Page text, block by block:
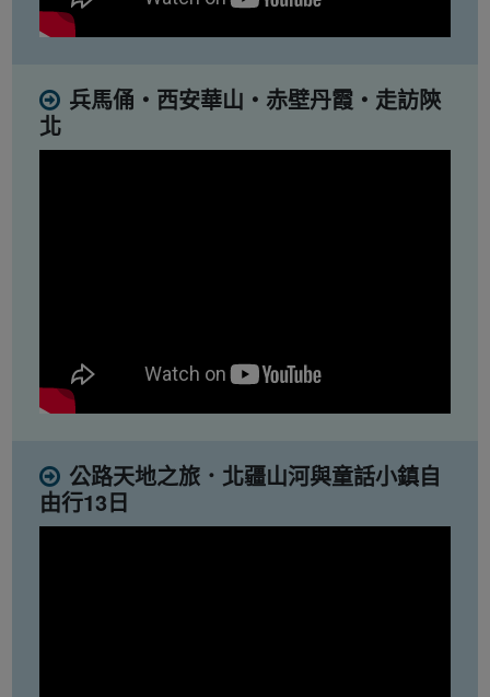
兵馬俑・西安華山・赤壁丹霞・走訪陝
北
公路天地之旅．北疆山河與童話小鎮自
由行13日